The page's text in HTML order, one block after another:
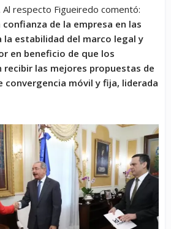
Al respecto Figueiredo comentó:
de la empresa en las
estabilidad del marco legal y
en beneficio de que los
recibir las mejores propuestas de
convergencia móvil y fija, liderada